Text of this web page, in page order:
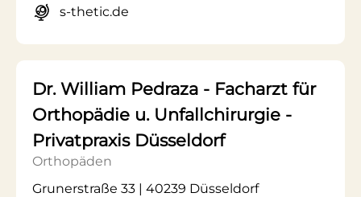
s-thetic.de
Dr. William Pedraza - Facharzt für
Orthopädie u. Unfallchirurgie -
Privatpraxis Düsseldorf
Orthopäden
Grunerstraße 33 | 40239 Düsseldorf